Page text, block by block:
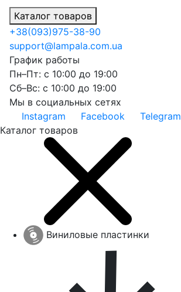
Каталог товаров
+38(093)975-38-90
support@lampala.com.ua
График работы
Пн–Пт: с 10:00 до 19:00
Сб–Вс: с 10:00 до 19:00
Мы в социальных сетях
Instagram
Facebook
Telegram
Каталог товаров
Виниловые пластинки